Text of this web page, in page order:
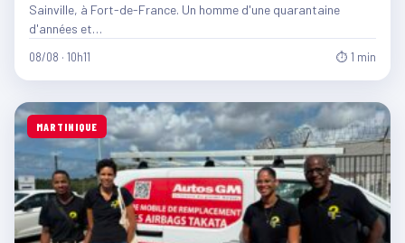
Sainville, à Fort-de-France. Un homme d'une quarantaine
d'années et…
08/08 · 10h11 ⏱ 1 min
MARTINIQUE